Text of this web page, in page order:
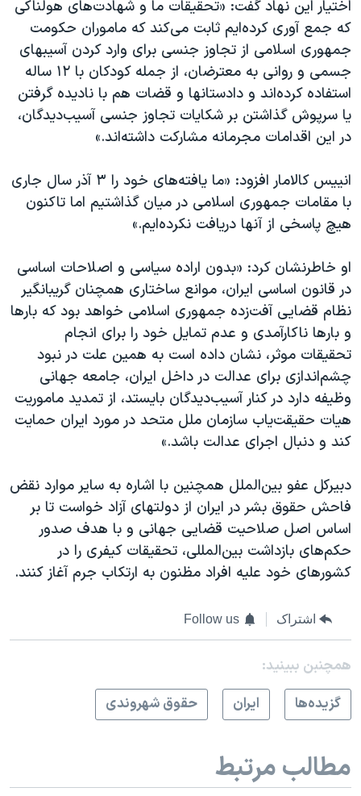
اختیار این نهاد گفت: «تحقیقات ما و شهادت‌های هولناکی
که جمع آوری کرده‌ایم ثابت می‌کند که ماموران حکومت
جمهوری اسلامی از تجاوز جنسی برای وارد کردن آسیبهای
جسمی و روانی به معترضان، از جمله کودکان با ۱۲ ساله
استفاده کرده‌اند و دادستانها و قضات هم با نادیده گرفتن
یا سرپوش گذاشتن بر شکایات تجاوز جنسی آسیب‌دیدگان،
در این اقدامات مجرمانه مشارکت داشته‌اند.»
انییس کالامار افزود: «ما یافته‌های خود را ۳ آذر سال جاری
با مقامات جمهوری اسلامی در میان گذاشتیم اما تاکنون
هیچ پاسخی از آنها دریافت نکرده‌ایم.»
او خاطرنشان کرد: «بدون اراده سیاسی و اصلاحات اساسی
در قانون اساسی ایران، موانع ساختاری همچنان گریبانگیر
نظام قضایی آفت‌زده جمهوری اسلامی خواهد بود که بارها
و بارها ناکارآمدی و عدم تمایل خود را برای انجام
تحقیقات موثر، نشان داده است به همین علت در نبود
چشم‌اندازی برای عدالت در داخل ایران، جامعه جهانی
وظیفه دارد در کنار آسیب‌دیدگان بایستد، از تمدید ماموریت
هیات حقیقت‌یاب سازمان ملل متحد در مورد ایران حمایت
کند و دنبال اجرای عدالت باشد.»
دبیرکل عفو بین‌الملل همچنین با اشاره به سایر موارد نقض
فاحش حقوق بشر در ایران از دولتهای آزاد خواست تا بر
اساس اصل صلاحیت قضایی جهانی و با هدف صدور
حکم‌های بازداشت بین‌المللی، تحقیقات کیفری را در
کشورهای خود علیه افراد مظنون به ارتکاب جرم آغاز کنند.
اشتراک Follow us
همچنبن ببینید:
گزيده‌ها
ايران حقوق شهروندی
مطالب مرتبط